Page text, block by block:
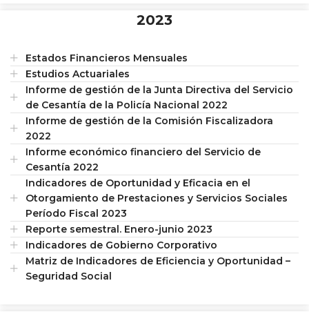
2023
Estados Financieros Mensuales
Estudios Actuariales
Informe de gestión de la Junta Directiva del Servicio
de Cesantía de la Policía Nacional 2022
Informe de gestión de la Comisión Fiscalizadora
2022
Informe económico financiero del Servicio de
Cesantía 2022
Indicadores de Oportunidad y Eficacia en el
Otorgamiento de Prestaciones y Servicios Sociales
Período Fiscal 2023
Reporte semestral. Enero-junio 2023
Indicadores de Gobierno Corporativo
Matriz de Indicadores de Eficiencia y Oportunidad –
Seguridad Social